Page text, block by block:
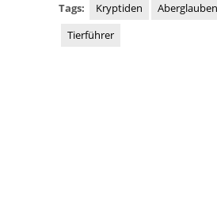
Tags: Kryptiden
Tierführer